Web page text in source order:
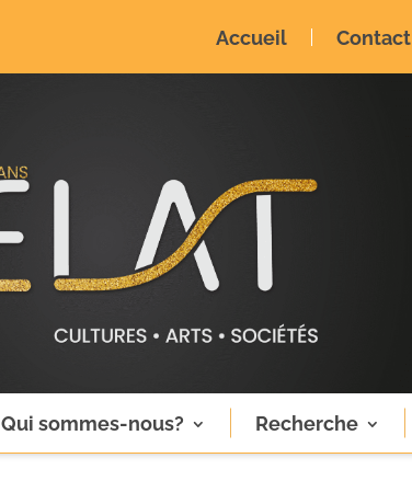
Accueil Contact
Qui sommes-nous? Recherche